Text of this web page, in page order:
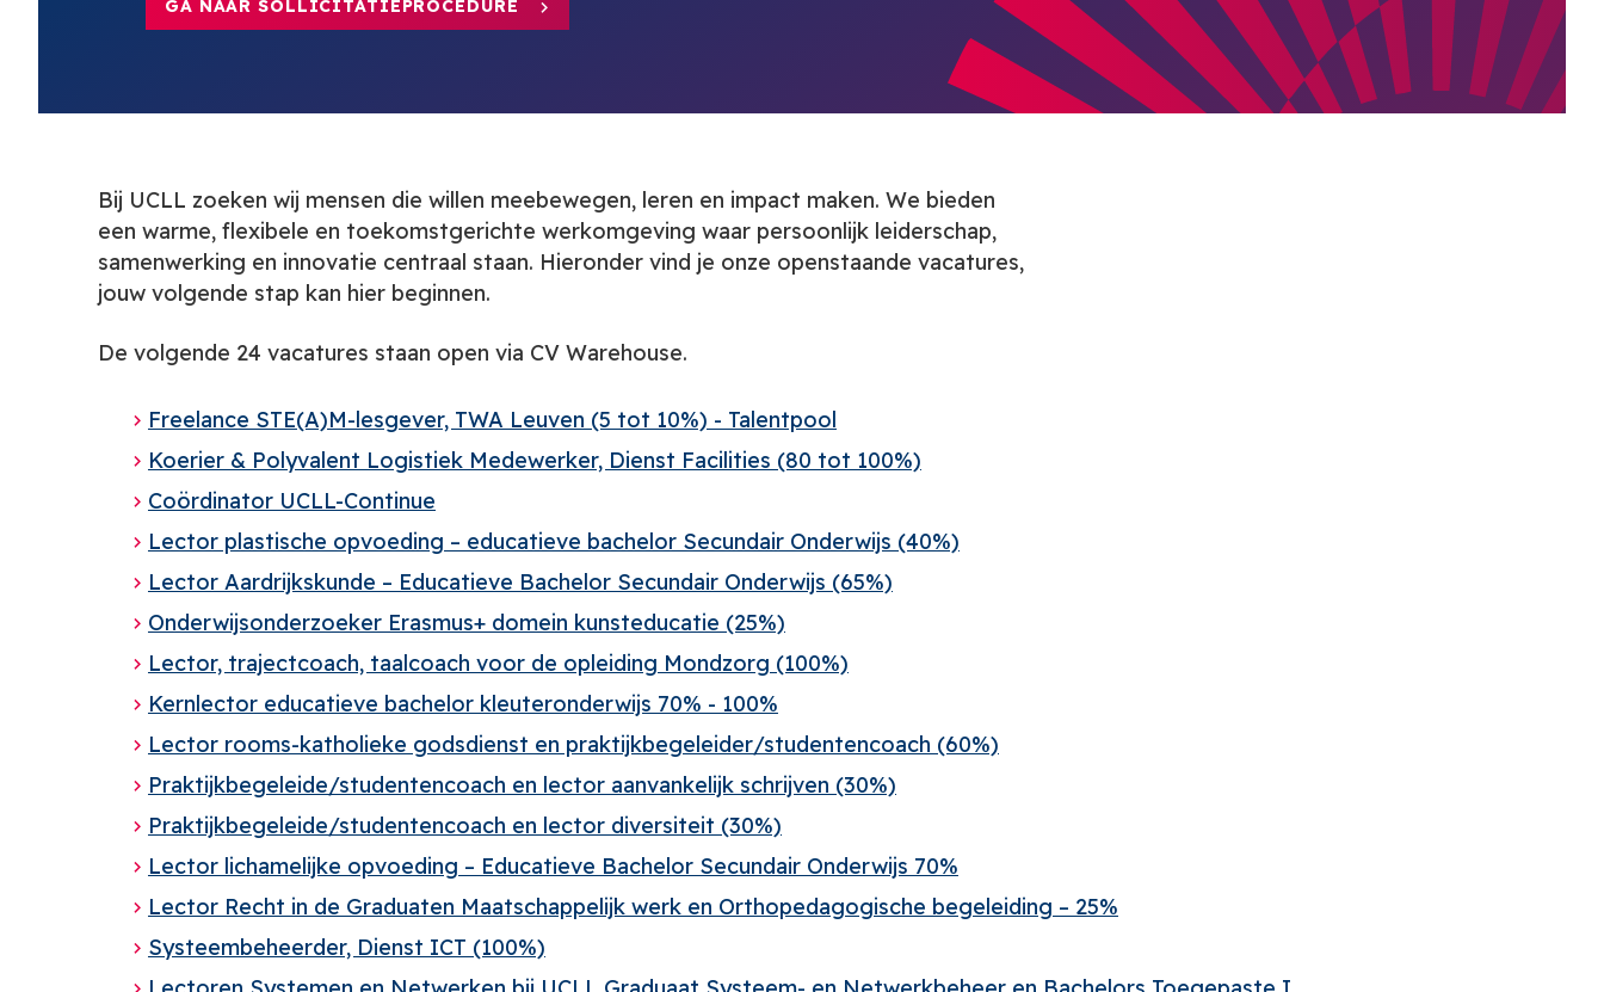
GA NAAR SOLLICITATIEPROCEDURE
Bij UCLL zoeken wij mensen die willen meebewegen, leren en impact maken. We bieden
een warme, flexibele en toekomstgerichte werkomgeving waar persoonlijk leiderschap,
samenwerking en innovatie centraal staan. Hieronder vind je onze openstaande vacatures,
jouw volgende stap kan hier beginnen.
De volgende 24 vacatures staan open via CV Warehouse.
Freelance STE(A)M-lesgever, TWA Leuven (5 tot 10%) - Talentpool
Koerier & Polyvalent Logistiek Medewerker, Dienst Facilities (80 tot 100%)
Coördinator UCLL-Continue
Lector plastische opvoeding – educatieve bachelor Secundair Onderwijs (40%)
Lector Aardrijkskunde – Educatieve Bachelor Secundair Onderwijs (65%)
Onderwijsonderzoeker Erasmus+ domein kunsteducatie (25%)
Lector, trajectcoach, taalcoach voor de opleiding Mondzorg (100%)
Kernlector educatieve bachelor kleuteronderwijs 70% - 100%
Lector rooms-katholieke godsdienst en praktijkbegeleider/studentencoach (60%)
Praktijkbegeleide/studentencoach en lector aanvankelijk schrijven (30%)
Praktijkbegeleide/studentencoach en lector diversiteit (30%)
Lector lichamelijke opvoeding – Educatieve Bachelor Secundair Onderwijs 70%
Lector Recht in de Graduaten Maatschappelijk werk en Orthopedagogische begeleiding – 25%
Systeembeheerder, Dienst ICT (100%)